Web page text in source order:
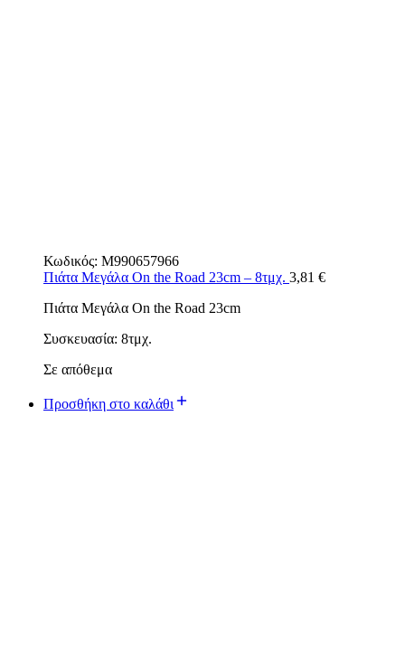
Κωδικός: M990657966
Πιάτα Μεγάλα On the Road 23cm – 8τμχ. 3,81 €
Πιάτα Μεγάλα On the Road 23cm
Συσκευασία: 8τμχ.
Σε απόθεμα
Προσθήκη στο καλάθι